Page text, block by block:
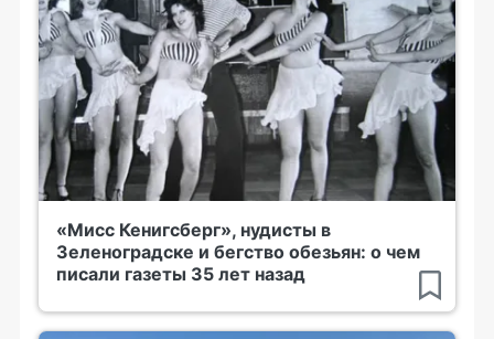
«Мисс Кенигсберг», нудисты в
Зеленоградске и бегство обезьян: о чем
писали газеты 35 лет назад